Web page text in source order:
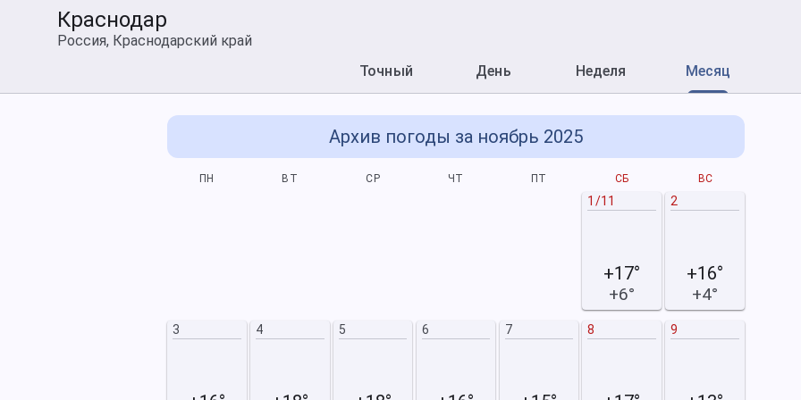
Краснодар
Россия, Краснодарский край
Точный
День Неделя Месяц
Архив погоды за ноябрь 2025
ПН ВТ СР ЧТ ПТ СБ ВС
1/11
+17°
+6°
2
+16°
+4°
3 4 5 6 7 8 9